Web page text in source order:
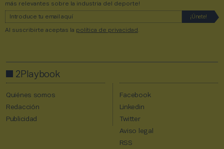
más relevantes sobre la industria del deporte!
Al suscribirte aceptas la política de privacidad
2Playbook
Quiénes somos
Redacción
Publicidad
Facebook
Linkedin
Twitter
Aviso legal
RSS